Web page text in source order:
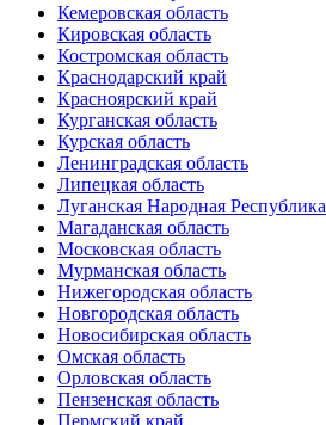
Кемеровская область
Кировская область
Костромская область
Краснодарский край
Красноярский край
Курганская область
Курская область
Ленинградская область
Липецкая область
Луганская Народная Республика
Магаданская область
Московская область
Мурманская область
Нижегородская область
Новгородская область
Новосибирская область
Омская область
Орловская область
Пензенская область
Пермский край